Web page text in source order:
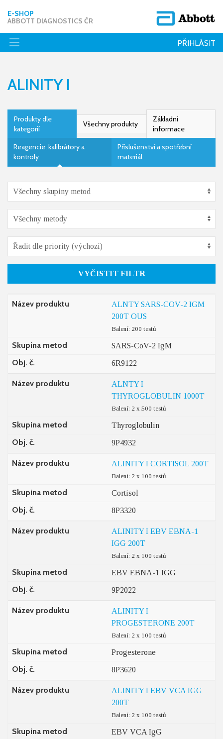
E-SHOP
ABBOTT DIAGNOSTICS ČR
PŘIHLÁSIT
ALINITY I
Produkty dle
kategorií
Všechny produkty
Základní
informace
Reagencie, kalibrátory a
kontroly
Příslušenství a spotřební
materiál
VYČISTIT FILTR
Název produktu
ALNTY SARS-COV-2 IGM
200T OUS
Balení: 200 testů
Skupina metod SARS-CoV-2 IgM
Obj. č. 6R9122
Název produktu
ALNTY I
THYROGLOBULIN 1000T
Balení: 2 x 500 testů
Skupina metod Thyroglobulin
Obj. č. 9P4932
Název produktu ALINITY I CORTISOL 200T
Balení: 2 x 100 testů
Skupina metod Cortisol
Obj. č. 8P3320
Název produktu
ALINITY I EBV EBNA-1
IGG 200T
Balení: 2 x 100 testů
Skupina metod EBV EBNA-1 IGG
Obj. č. 9P2022
Název produktu
ALINITY I
PROGESTERONE 200T
Balení: 2 x 100 testů
Skupina metod Progesterone
Obj. č. 8P3620
Název produktu
ALINITY I EBV VCA IGG
200T
Balení: 2 x 100 testů
Skupina metod EBV VCA IgG